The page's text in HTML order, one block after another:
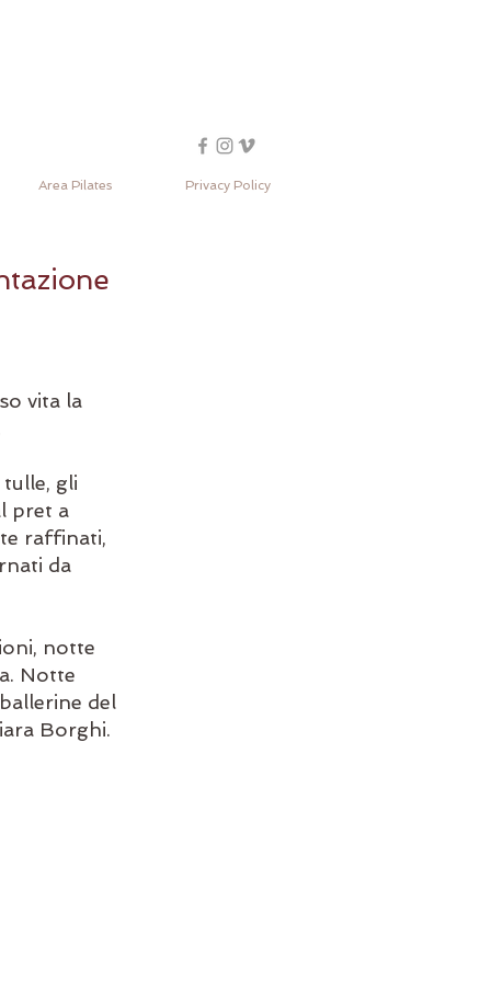
Area Pilates Privacy Policy
vita la
gli
pret a
raffinati,
da
notte
Notte
del
Borghi.